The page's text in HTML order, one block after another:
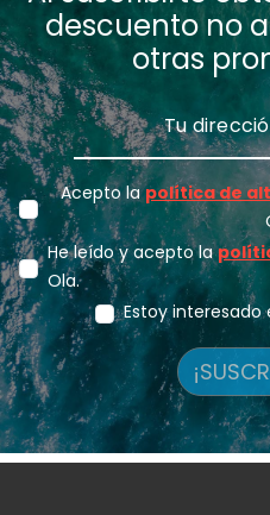
descuento no
otras
Acepto lapolítica de
He leído y acepto la
Ola.
Estoy interesado